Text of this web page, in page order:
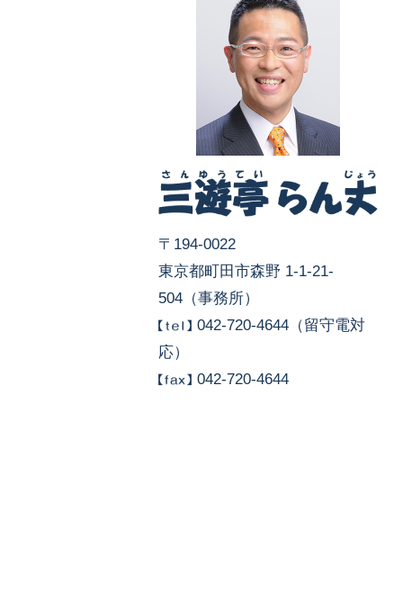
〒194-0022
東京都町田市森野 1-1-21-
504（事務所）
042-720-4644（留守電対
応）
042-720-4644